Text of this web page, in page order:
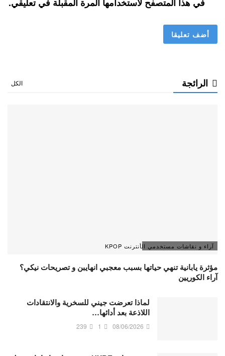
الرائجة الكل
آراء و نقاشات مستخدمي الأنترنت KPOP
مؤثرة يابانية تنهي حياتها بسبب معجبي انهايبن و تصريحات نيكي؟
آراء الكوريين
لماذا تعرضت جيني للسخرية والانتقادات
اللاذعة بعد أدائها…
08/06/2026
1
239